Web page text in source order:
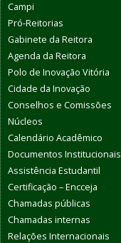
Campi
Pró-Reitorias
Gabinete da Reitora
Agenda da Reitora
Polo de Inovação Vitória
Cidade da Inovação
Conselhos e Comissões
Núcleos
Calendário Acadêmico
Documentos Institucionais
Assistência Estudantil
Certificação – Encceja
Chamadas públicas
Chamadas internas
Relações Internacionais